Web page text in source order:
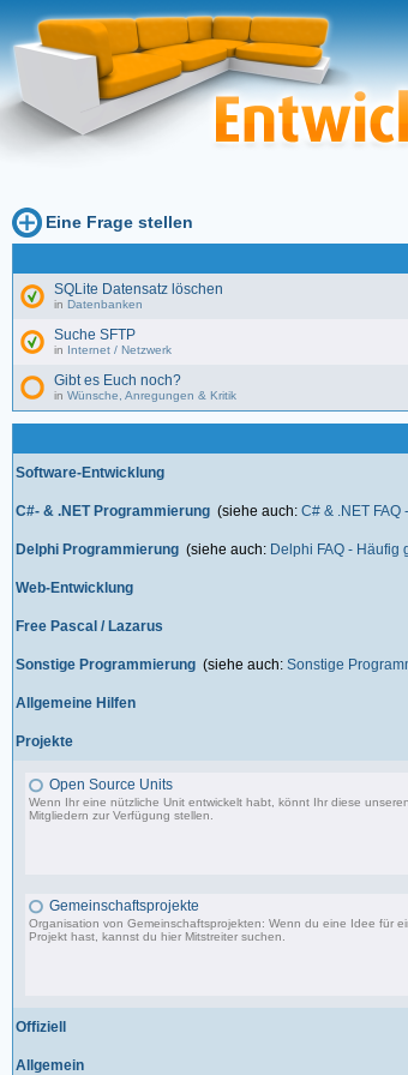
Eine Frage stellen
SQLite Datensatz löschen
in Datenbanken
Suche SFTP
in Internet / Netzwerk
Gibt es Euch noch?
in Wünsche, Anregungen & Kritik
Software-Entwicklung
C#- & .NET Programmierung (siehe auch: C# & .NET FAQ
Delphi Programmierung (siehe auch: Delphi FAQ - Häufig
Web-Entwicklung
Free Pascal / Lazarus
Sonstige Programmierung (siehe auch: Sonstige
Allgemeine Hilfen
Projekte
Open Source Units
Wenn Ihr eine nützliche Unit entwickelt habt, könnt Ihr diese unseren
Mitgliedern zur Verfügung stellen.
Gemeinschaftsprojekte
Organisation von Gemeinschaftsprojekten: Wenn du eine Idee für
Projekt hast, kannst du hier Mitstreiter suchen.
Offiziell
Allgemein